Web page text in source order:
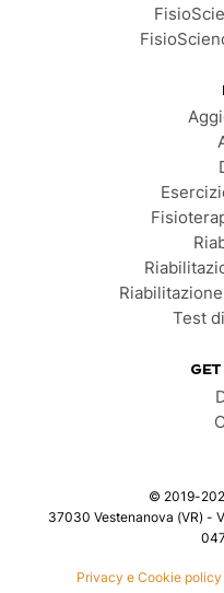
Test
© 2019-
37030 Vestenanova (VR) -
Privacy e Cookie policy